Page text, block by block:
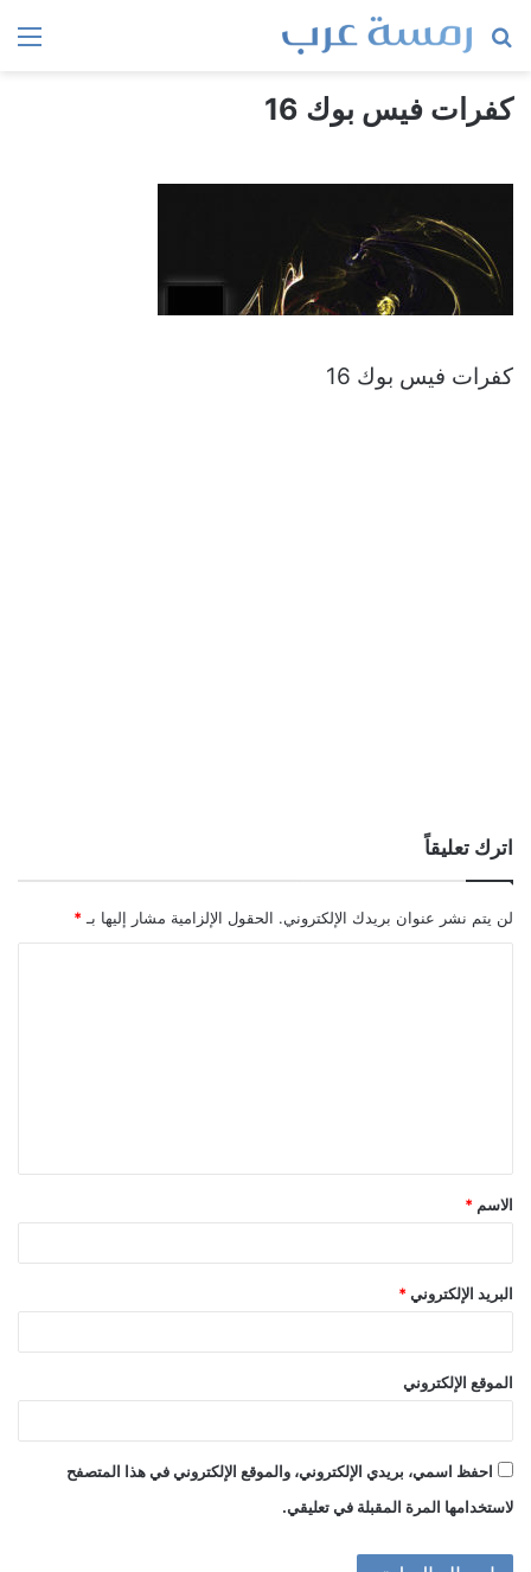
بحث
كفرات فيس بوك 16
كفرات فيس بوك 16
اترك تعليقاً
لن يتم نشر عنوان بريدك الإلكتروني. الحقول الإلزامية مشار إليها بـ *
ق
*
الاسم *
البريد الإلكتروني *
الموقع الإلكتروني
احفظ اسمي، بريدي الإلكتروني، والموقع الإلكتروني في هذا المتصفح
لاستخدامها المرة المقبلة في تعليقي.